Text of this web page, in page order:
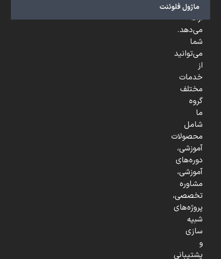
ماژول فلوئنت
...
ارائه
می‌دهد.
شما
می‌توانید
از
خدمات
مختلف
گروه
ما
شامل
محصولات
آموزشی،
دوره‌های
آموزشی،
مشاوره
تخصصی،
پروژه‌های
شبیه
سازی
و
پشتیبانی